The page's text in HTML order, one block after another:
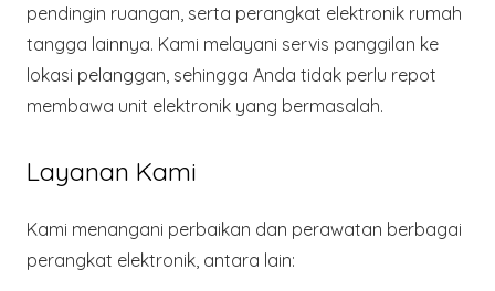
pendingin ruangan, serta perangkat elektronik rumah
tangga lainnya. Kami melayani servis panggilan ke
lokasi pelanggan , sehingga Anda tidak perlu repot
membawa unit elektronik yang bermasalah.
Layanan Kami
Kami menangani perbaikan dan perawatan berbagai
perangkat elektronik, antara lain: